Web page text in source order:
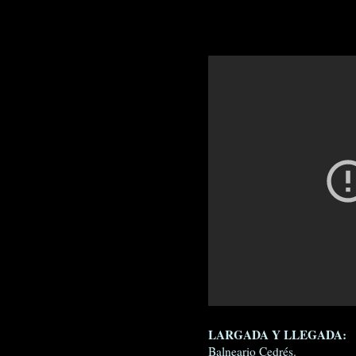
LARGADA Y LLEGADA:
Balneario Cedrés.